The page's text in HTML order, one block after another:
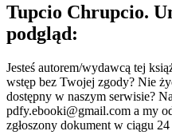
Tupcio Chrupcio.
podgląd:
Jesteś autorem/wydawcą tej
wstęp bez Twojej zgody? Nie
dostępny w naszym serwisie?
pdfy.ebooki@gmail.com a my
zgłoszony dokument w ciągu